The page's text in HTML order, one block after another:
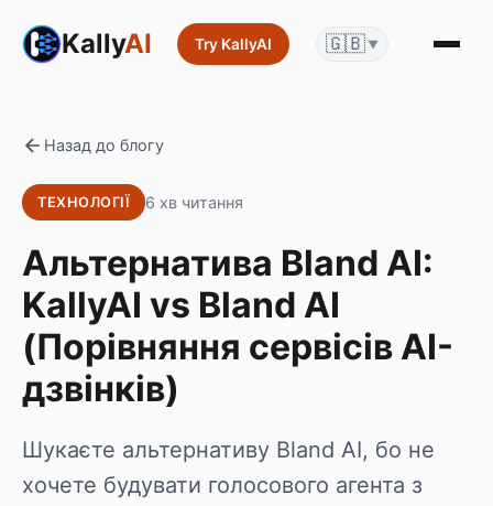
KallyAI Try KallyAI 🇬🇧 ▼
Назад до блогу
ТЕХНОЛОГІЇ 6 хв читання
Альтернатива Bland AI:
KallyAI vs Bland AI
(Порівняння сервісів AI-
дзвінків)
Шукаєте альтернативу Bland AI, бо не
хочете будувати голосового агента з